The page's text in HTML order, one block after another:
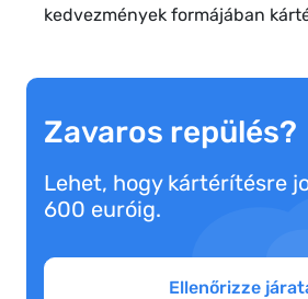
kedvezmények formájában
Zavaros repülés?
Lehet, hogy kártérítésre
600 euróig.
Ellenőrizze